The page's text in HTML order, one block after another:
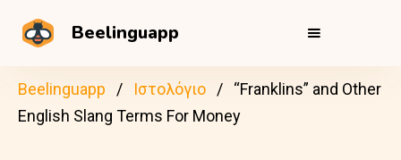
Beelinguapp
Beelinguapp Ιστολόγιο
“Franklins” and Other
English Slang Terms For Money